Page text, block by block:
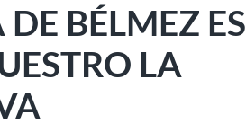
BÉLMEZ ES
LA